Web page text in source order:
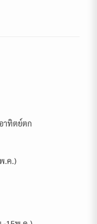
าทิตย์ตก
.ค.)